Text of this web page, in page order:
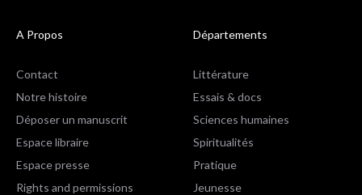
A Propos
Contact
Notre histoire
Déposer un manuscrit
Espace libraire
Espace presse
Rights and permissions
Départements
Littérature
Essais & docs
Sciences humaines
Spiritualités
Pratique
Jeunesse